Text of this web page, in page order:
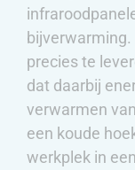
precies te
dat daarbij
verwarmen
een koude
werkplek in